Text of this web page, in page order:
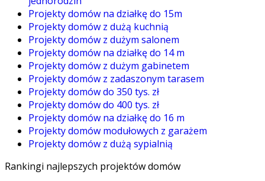
Projekty domów na działkę do 15m
Projekty domów z dużą kuchnią
Projekty domów z dużym salonem
Projekty domów na działkę do 14 m
Projekty domów z dużym gabinetem
Projekty domów z zadaszonym tarasem
Projekty domów do 350 tys. zł
Projekty domów do 400 tys. zł
Projekty domów na działkę do 16 m
Projekty domów modułowych z garażem
Projekty domów z dużą sypialnią
Rankingi najlepszych projektów domów